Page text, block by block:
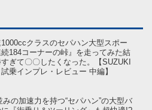
クラスのセパハン大型スポー
184コーナーの峠』を走ってみた結
ぎて〇〇したくなった。【SUZUKI
乗インプレ・レビュー 中編】
みの加速力を持つ“セパハン”の大型バ